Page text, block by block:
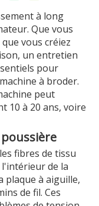
à long
Que vous
vous créiez
un entretien
pour
à broder.
peut
10 à 20 ans, voire
fibres de tissu
de la
plaque à aiguille,
de fil. Ces